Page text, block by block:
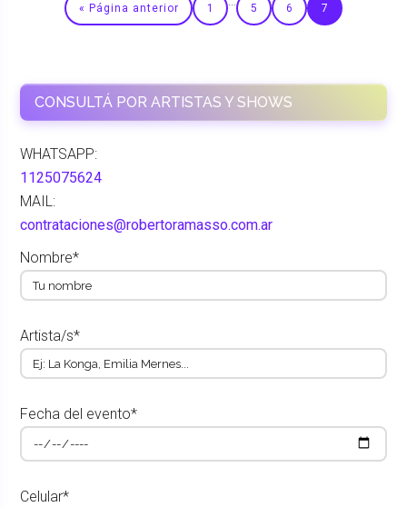
« Página anterior 1 5 6 7
CONSULTÁ POR ARTISTAS Y SHOWS
WHATSAPP:
1125075624
MAIL:
contrataciones@robertoramasso.com.ar
Nombre*
Artista/s*
Fecha del evento*
Celular*